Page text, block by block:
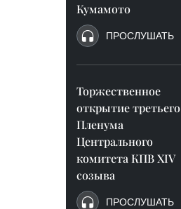
Кумамото
ПРОСЛУШАТЬ
Торжественное
открытие третьего
Пленума
Центрального
комитета КПВ XIV
созыва
ПРОСЛУШАТЬ